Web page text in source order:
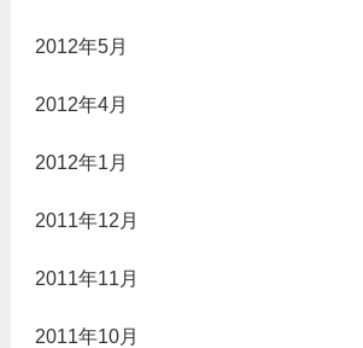
2012年5月
2012年4月
2012年1月
2011年12月
2011年11月
2011年10月